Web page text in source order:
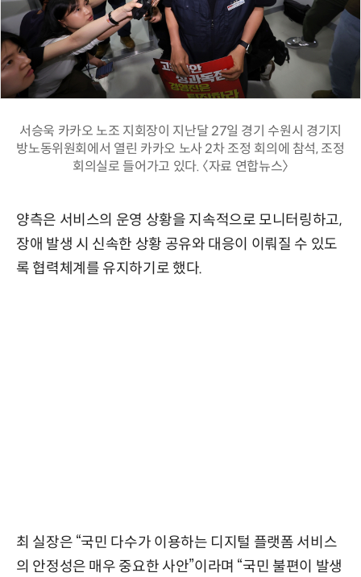
서승욱 카카오 노조 지회장이 지난달 27일 경기 수원시 경기지
방노동위원회에서 열린 카카오 노사 2차 조정 회의에 참석, 조정
회의실로 들어가고 있다. 〈자료 연합뉴스〉
양측은 서비스의 운영 상황을 지속적으로 모니터링하고,
장애 발생 시 신속한 상황 공유와 대응이 이뤄질 수 있도
록 협력체계를 유지하기로 했다.
최 실장은 “국민 다수가 이용하는 디지털 플랫폼 서비스
의 안정성은 매우 중요한 사안”이라며 “국민 불편이 발생